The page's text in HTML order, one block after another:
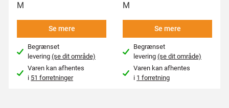
M
Se mere
Begrænset
levering(se dit område)
Varen kan afhentes
i 51 forretninger
M
Se mere
Begrænset
levering(se dit område)
Varen kan afhentes
i 1 forretning